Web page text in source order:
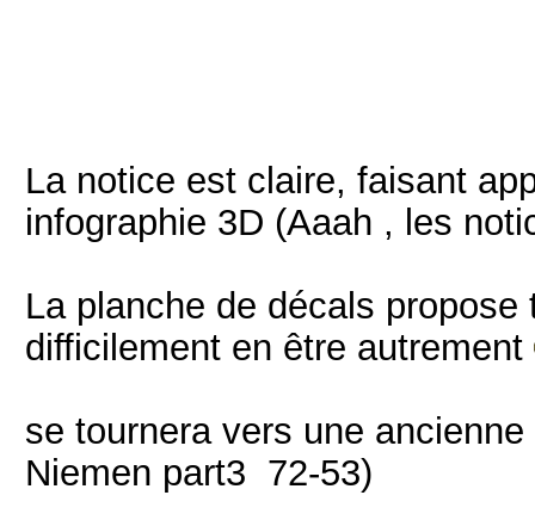
La notice est claire, faisant
infographie 3D (Aaah , les
La planche de décals
difficilement en être autrement
se tournera vers une
Niemen part3 72-53)